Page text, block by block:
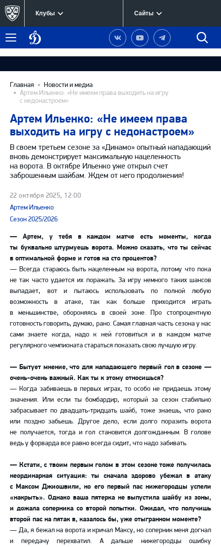
Клубы Сайты
Меню
Динамо
Москва
Наша
группа
Вконтакте
Наш
канал
YouTube
Наш
канал
Telegram
Главная
Новости и медиа
Артем Ильенко: «Не имеем права выходить на игру
с недонастроем»
Артем Ильенко: «Не имеем права
выходить на игру с недонастроем»
В своем третьем сезоне за «Динамо» опытный нападающий
вновь демонстрирует максимальную нацеленность
на ворота. В октябре Ильенко уже открыл счет
заброшенным шайбам. Ждем от него продолжения!
22 октября 2025, 12:00
Артем Ильенко
Сезон 2025/2026
— Артем, у тебя в каждом матче есть моменты, когда
ты буквально штурмуешь ворота. Можно сказать, что ты сейчас
в оптимальной форме и готов на сто процентов?
— Всегда стараюсь быть нацеленным на ворота, потому что пока
не так часто удается их поражать. За игру немного таких шансов
выпадает, вот и пытаюсь использовать по полной любую
возможность в атаке, так как больше приходится играть
в меньшинстве, обороняясь в своей зоне. Про стопроцентную
готовность говорить, думаю, рано. Самая главная часть сезона у нас
сами знаете когда, надо к ней готовиться и в каждом матче
регулярного чемпионата стараться показать свою лучшую игру.
— Бытует мнение, что для нападающего первый гол в сезоне —
очень-очень важный. Как ты к этому относишься?
— Когда забиваешь в первых играх, то особо не придаешь этому
значения. Или если ты бомбардир, который за сезон стабильно
забрасывает по двадцать-тридцать шайб, тоже знаешь, что рано
или поздно забьешь. Другое дело, если долго поразить ворота
не получается, тогда и гол становится долгожданным. В голове
ведь у форварда все равно всегда сидит, что надо забивать.
— Кстати, с твоим первым голом в этом сезоне тоже получилась
неординарная ситуация: ты сначала здорово убежал в атаку
с Максом Джиошвили, но его первый пас нижегородцы успели
«накрыть». Однако ваша пятерка не выпустила шайбу из зоны,
и дожала соперника со второй попытки. Ожидал, что получишь
второй пас на пятак в, казалось бы, уже отыгранном моменте?
— Да, я бежал на ворота и кричал Максу, но соперник меня догнал
и передачу перехватил. А дальше нижегородцы ошибку